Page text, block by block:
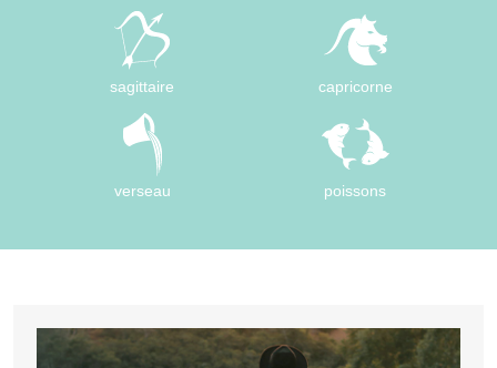
sagittaire capricorne
verseau poissons